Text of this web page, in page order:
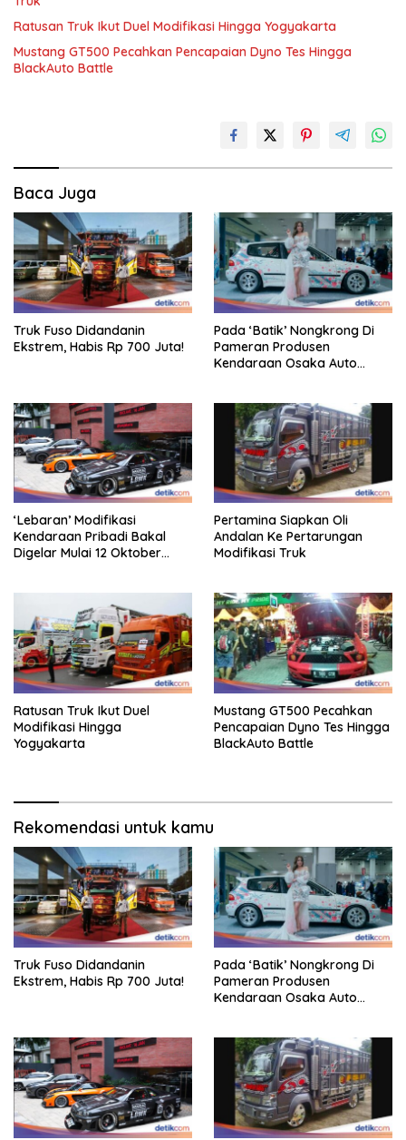
Ratusan Truk Ikut Duel Modifikasi Hingga Yogyakarta
Mustang GT500 Pecahkan Pencapaian Dyno Tes Hingga
BlackAuto Battle
Baca Juga
Truk Fuso Didandanin
Ekstrem, Habis Rp 700 Juta!
Pada ‘Batik’ Nongkrong Di
Pameran Produsen
Kendaraan Osaka Auto
‘Lebaran’ Modifikasi
Kendaraan Pribadi Bakal
Digelar Mulai 12 Oktober
Pertamina Siapkan Oli
Andalan Ke Pertarungan
Modifikasi Truk
Ratusan Truk Ikut Duel
Modifikasi Hingga
Yogyakarta
Mustang GT500 Pecahkan
Pencapaian Dyno Tes Hingga
BlackAuto Battle
Rekomendasi untuk kamu
Truk Fuso Didandanin
Ekstrem, Habis Rp 700 Juta!
Pada ‘Batik’ Nongkrong Di
Pameran Produsen
Kendaraan Osaka Auto